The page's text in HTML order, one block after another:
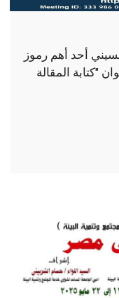
أحد أهم رموز
"كتابة المقالة